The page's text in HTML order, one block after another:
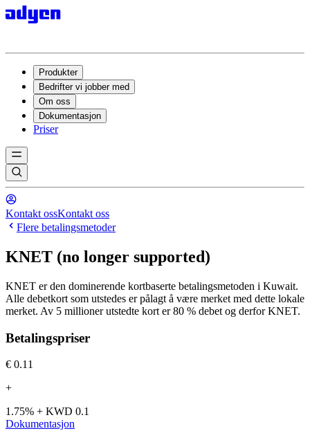
Produkter
Bedrifter vi jobber med
Om oss
Dokumentasjon
Priser
Kontakt ossKontakt oss
Flere betalingsmetoder
KNET (no longer supported)
KNET er den dominerende kortbaserte betalingsmetoden i Kuwait.
Alle debetkort som utstedes er pålagt å være merket med dette lokale
merket. Av 5 millioner utstedte kort er 80 % debet og derfor KNET.
Betalingspriser
€0.11
+
1.75% + KWD 0.1
Dokumentasjon